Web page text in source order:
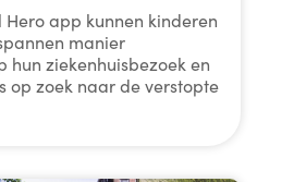
app kunnen kinderen
manier
hun ziekenhuisbezoek en
op zoek naar de verstopte